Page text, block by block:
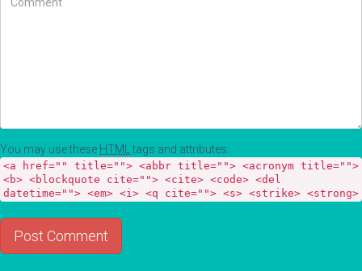
You may use these HTMLtags and attributes:
<a href="" title=""> <abbr title=""> <acronym title="">
<b> <blockquote cite=""> <cite> <code> <del
datetime=""> <em> <i> <q cite=""> <s> <strike> <strong>